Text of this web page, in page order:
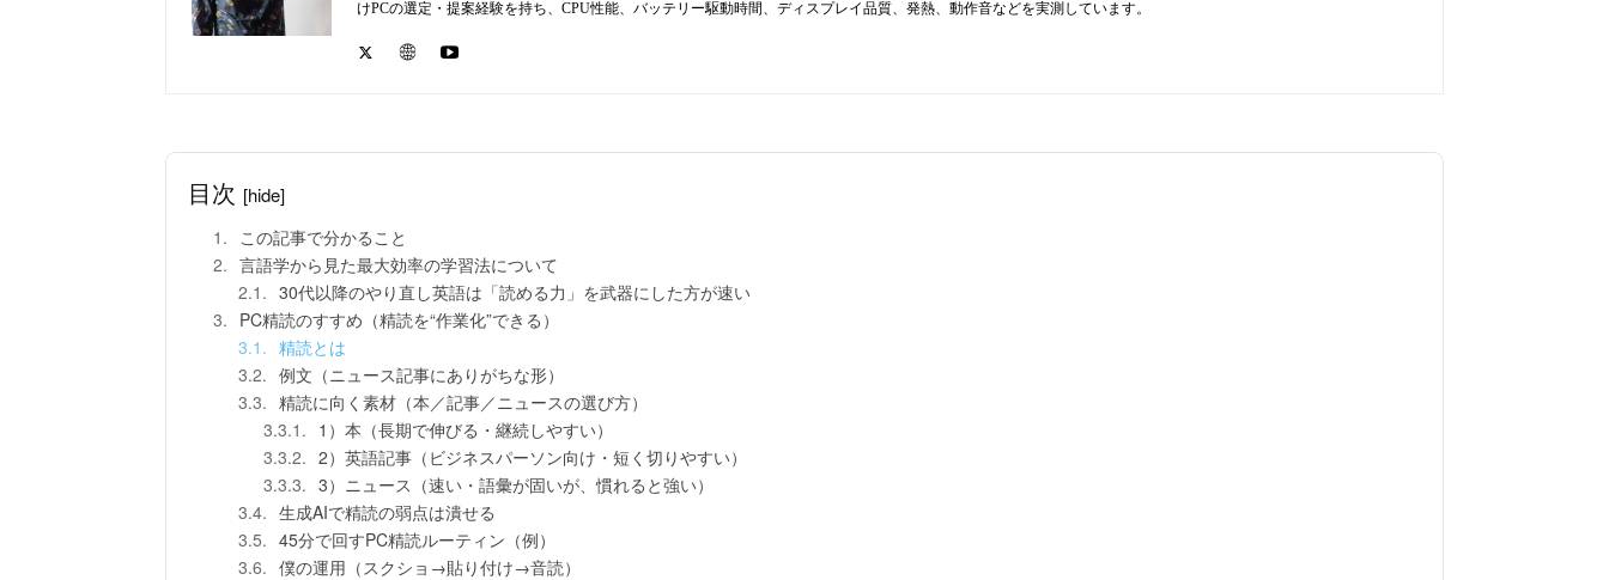
けPCの選定・提案経験を持ち、CPU性能、バッテリー駆動時間、ディスプレイ品質、発熱、動作音などを実測しています。
目次 [hide]
この記事で分かること
言語学から見た最大効率の学習法について
30代以降のやり直し英語は「読める力」を武器にした方が速い
PC精読のすすめ（精読を“作業化”できる）
精読とは
例文（ニュース記事にありがちな形）
精読に向く素材（本／記事／ニュースの選び方）
1）本（長期で伸びる・継続しやすい）
2）英語記事（ビジネスパーソン向け・短く切りやすい）
3）ニュース（速い・語彙が固いが、慣れると強い）
生成AIで精読の弱点は潰せる
45分で回すPC精読ルーティン（例）
僕の運用（スクショ→貼り付け→音読）